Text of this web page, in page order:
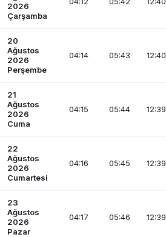
2026
Çarşamba
20
Ağustos
2026
Perşembe
04:14 05:43 12:40
21
Ağustos
2026
Cuma
04:15 05:44 12:39
22
Ağustos
2026
Cumartesi
04:16 05:45 12:39
23
Ağustos
2026
Pazar
04:17 05:46 12:39